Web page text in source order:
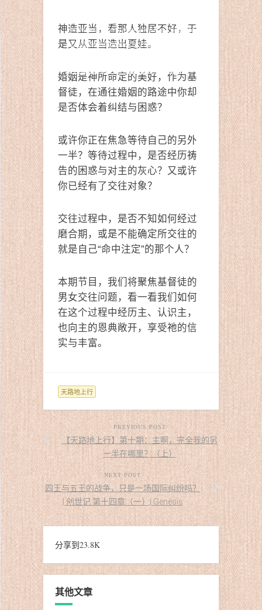
4%B8%BB%E5%95%8A%EF%BC%8C%E5%AE%8C
%E5%85%A8%E6%88%91%E7%9A%84%E5%8F%A
%AA%E9%87%8C%EF%BC%9F%EF%BC%88%E4
神造亚当，看那人独居不好，于
是又从亚当造出夏娃。
婚姻是神所命定的美好，作为基
督徒，在通往婚姻的路途中你却
是否体会着纠结与困惑？
或许你正在焦急等待自己的另外
一半？等待过程中，是否经历祷
告的困惑与对主的灰心？又或许
你已经有了交往对象？
交往过程中，是否不知如何经过
磨合期，或是不能确定所交往的
就是自己“命中注定”的那个人？
本期节目，我们将聚焦基督徒的
男女交往问题，看一看我们如何
在这个过程中经历主、认识主，
也向主的恩典敞开，享受祂的信
实与丰富。
天路地上行
PREVIOUS POST
【天路地上行】第十期：主啊，完全我的另
一半在哪里？（上）
NEXT POST
四王与五王的战争，只是一场国际纠纷吗？
| 创世记 第十四章（一）| Genesis
分享到23.8K
其他文章